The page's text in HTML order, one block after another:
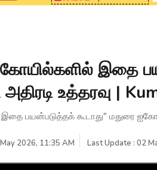
இதை
உத்தரவு |
பயன்படுத்தக் கூடாது" மதுரை
2026, 11:35 AM Last Update : 02